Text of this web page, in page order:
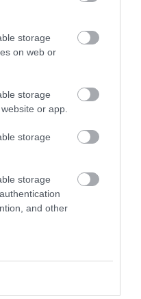
storage
on web or
storage
or app.
storage
storage
and other
táplálkozási
„zöld mediterránnak"